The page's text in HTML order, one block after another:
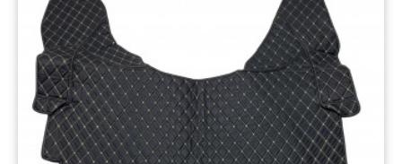
Пневматические соединения
Запчасти
Инструменты
Оснащение прицепов
Автономное отопление и
кондиционировани